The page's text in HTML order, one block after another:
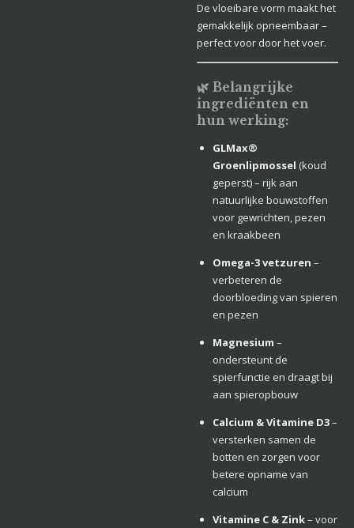
De vloeibare vorm maakt het
gemakkelijk opneembaar –
perfect voor door het voer.
🌿 Belangrijke
ingrediënten en
hun werking:
GLMax®
Groenlipmossel (koud
geperst) – rijk aan
natuurlijke bouwstoffen
voor gewrichten, pezen
en kraakbeen
Omega-3 vetzuren –
verbeteren de
doorbloeding van spieren
en pezen
Magnesium –
ondersteunt de
spierfunctie en draagt bij
aan spieropbouw
Calcium & Vitamine D3–
versterken samen de
botten en zorgen voor
betere opname van
calcium
Vitamine C & Zink– voor